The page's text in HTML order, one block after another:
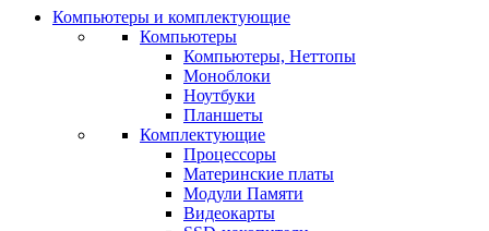
Компьютеры и комплектующие
Компьютеры
Компьютеры, Неттопы
Моноблоки
Ноутбуки
Планшеты
Комплектующие
Процессоры
Материнские платы
Модули Памяти
Видеокарты